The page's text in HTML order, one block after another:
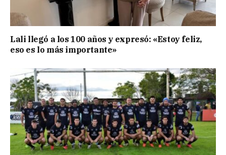
Lali llegó a los 100 años y expresó: «Estoy feliz,
eso es lo más importante»